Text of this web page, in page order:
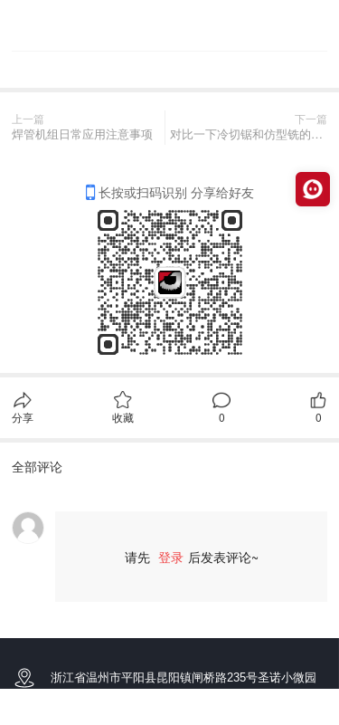
上一篇
焊管机组日常应用注意事项
下一篇
对比一下冷切锯和仿型铣的不同
长按或扫码识别 分享给好友
分享 收藏 0 0
全部评论
请先 登录 后发表评论~
浙江省温州市平阳县昆阳镇闸桥路235号圣诺小微园